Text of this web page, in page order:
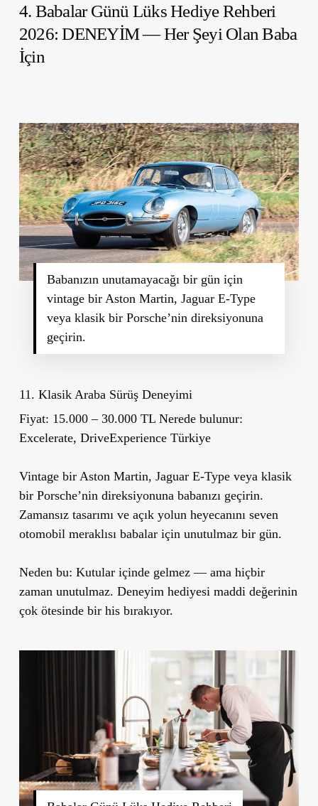
4. Babalar Günü Lüks Hediye Rehberi
2026:DENEYİM — Her Şeyi Olan Baba
İçin
Babanızın unutamayacağı bir gün için
vintage bir Aston Martin, Jaguar E-Type
veya klasik bir Porsche’nin direksiyonuna
geçirin.
11. Klasik Araba Sürüş Deneyimi
Fiyat: 15.000 – 30.000 TL Nerede bulunur:
Excelerate, DriveExperience Türkiye
Vintage bir Aston Martin, Jaguar E-Type veya klasik
bir Porsche’nin direksiyonuna babanızı geçirin.
Zamansız tasarımı ve açık yolun heyecanını seven
otomobil meraklısı babalar için unutulmaz bir gün.
Neden bu: Kutular içinde gelmez — ama hiçbir
zaman unutulmaz. Deneyim hediyesi maddi değerinin
çok ötesinde bir his bırakıyor.